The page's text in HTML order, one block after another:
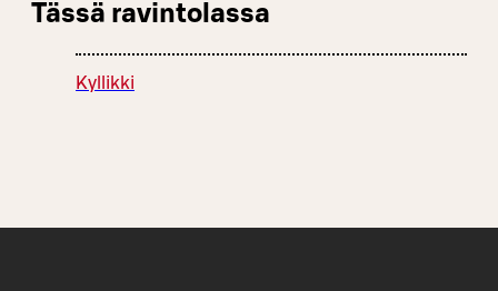
Tässä ravintolassa
Kyllikki